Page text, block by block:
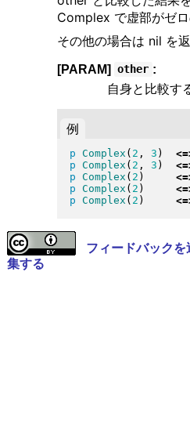
Complex で虚部がゼロ
その他の場合は nil を返
[PARAM] other :
自身と比較す
例
p Complex ( 2 , 3 )
p Complex ( 2 , 3 )
p Complex ( 2 )
p Complex ( 2 )
p Complex ( 2 )
フィードバックを
集する